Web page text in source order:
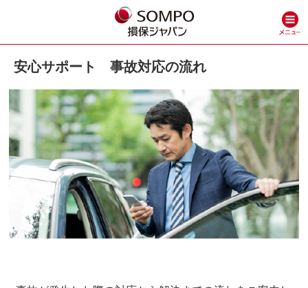
安心サポート 事故対応の流れ